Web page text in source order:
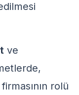
ve
rolü